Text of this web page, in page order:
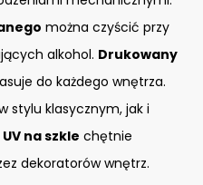
można czyścić przy
alkohol. Drukowany
do każdego wnętrza.
stylu klasycznym, jak i
na szkle chętnie
dekoratorów wnętrz.